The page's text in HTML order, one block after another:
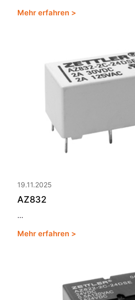
Mehr erfahren >
19.11.2025
AZ832
...
Mehr erfahren >